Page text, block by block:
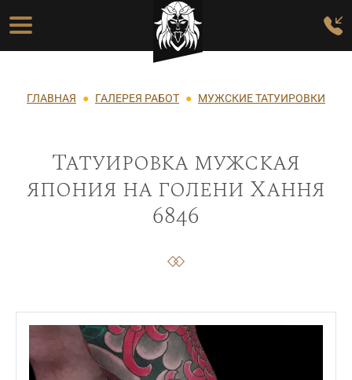
Перейти к основному содержанию
Основная навигация
Строка навигации
ГЛАВНАЯ ГАЛЕРЕЯ РАБОТ МУЖСКИЕ ТАТУИРОВКИ
Татуировка мужская
япония на голени Хання
6846